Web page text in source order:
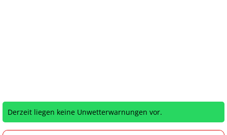
Derzeit liegen keine Unwetterwarnungen vor.